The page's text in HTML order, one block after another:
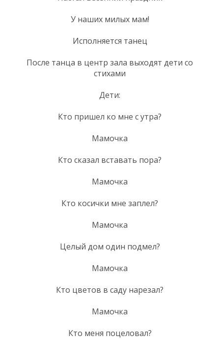
У наших милых мам!
Исполняется танец
После танца в центр зала выходят дети со
стихами
Дети:
Кто пришел ко мне с утра?
Мамочка
Кто сказал вставать пора?
Мамочка
Кто косички мне заплел?
Мамочка
Целый дом один подмел?
Мамочка
Кто цветов в саду нарезал?
Мамочка
Кто меня поцеловал?